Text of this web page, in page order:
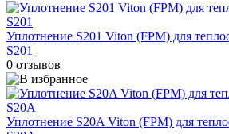
Уплотнение S201 Viton (FPM) для
S201
0 отзывов
Уплотнение S20A Viton (FPM) для